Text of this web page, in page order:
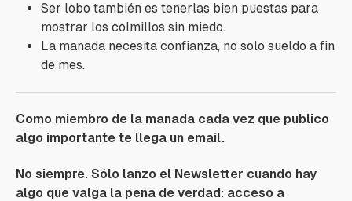
Ser lobo también es tenerlas bien puestas para
mostrar los colmillos sin miedo.
La manada necesita confianza, no solo sueldo a fin
de mes.
Como miembro de la manada cada vez que publico
algo importante te llega un email.
No siempre. Sólo lanzo el Newsletter cuando hay
algo que valga la pena de verdad: acceso a